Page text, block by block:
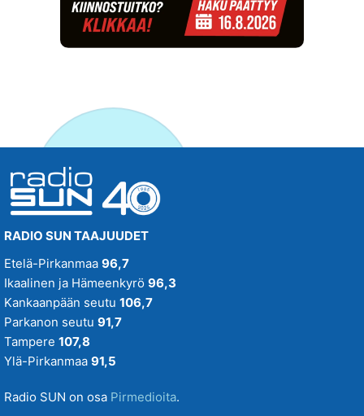
RADIO SUN TAAJUUDET
Etelä-Pirkanmaa 96,7
Ikaalinen ja Hämeenkyrö 96,3
Kankaanpään seutu 106,7
Parkanon seutu 91,7
Tampere 107,8
Ylä-Pirkanmaa 91,5
Radio SUN on osa Pirmedioita.